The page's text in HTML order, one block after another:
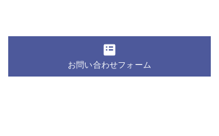
お問い合わせフォーム